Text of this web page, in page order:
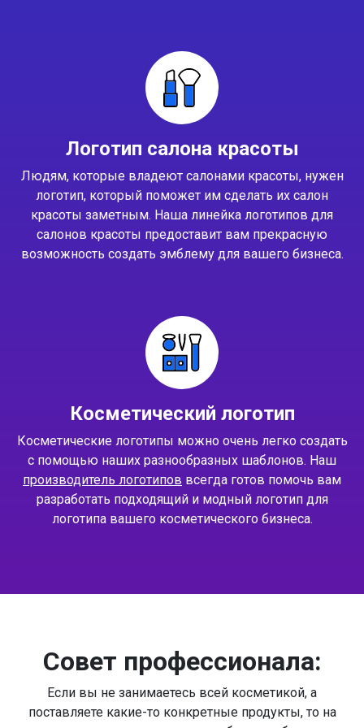
Логотип салона красоты
Людям, которые владеют салонами красоты, нужен
логотип, который поможет им сделать их салон
красоты заметным. Наша линейка логотипов для
салонов красоты предоставит вам прекрасную
возможность создать эмблему для вашего бизнеса.
Косметический логотип
Косметические логотипы можно очень легко создать
с помощью наших разнообразных шаблонов. Наш
производитель логотипов всегда готов помочь вам
разработать подходящий и модный логотип для
логотипа вашего косметического бизнеса.
Совет профессионала:
Если вы не занимаетесь всей косметикой, а
поставляете какие-то конкретные продукты, то на